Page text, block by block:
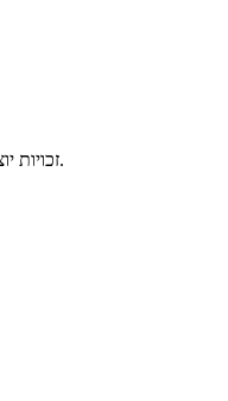
© זכויות יוצרים - 2020-2022 : כל הזכויות שמורות.